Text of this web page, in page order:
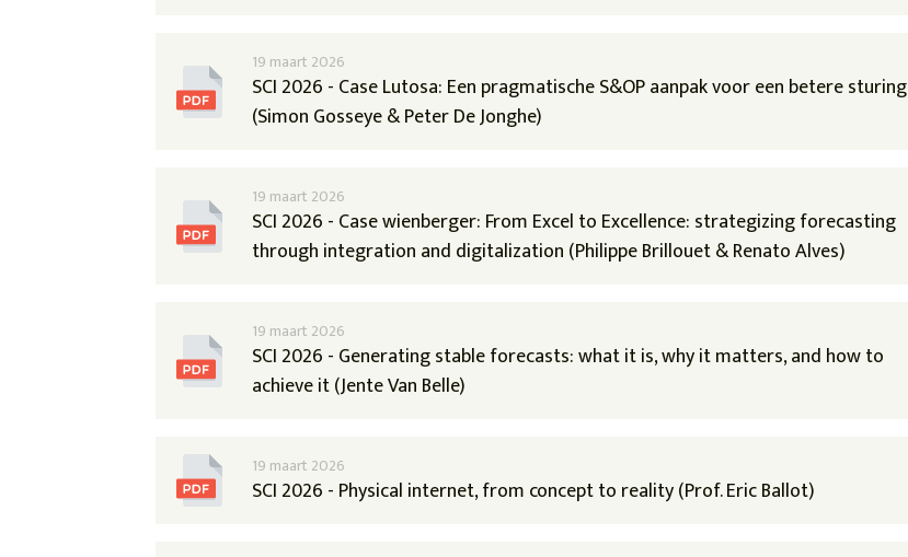
19 maart 2026
SCI 2026 - Case Lutosa: Een pragmatische S&OP aanpak voor een betere sturing
(Simon Gosseye & Peter De Jonghe)
19 maart 2026
SCI 2026 - Case wienberger: From Excel to Excellence: strategizing forecasting
through integration and digitalization (Philippe Brillouet & Renato Alves)
19 maart 2026
SCI 2026 - Generating stable forecasts: what it is, why it matters, and how to
achieve it (Jente Van Belle)
19 maart 2026
SCI 2026 - Physical internet, from concept to reality (Prof. Eric Ballot)